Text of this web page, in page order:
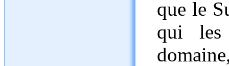
que le
qui les